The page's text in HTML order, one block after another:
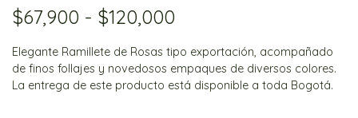
$67,900 - $120,000Rango
de
precios:
Elegante Ramillete de Rosas tipo exportación, acompañado
de finos follajes y novedosos empaques de diversos colores.
La entrega de este producto está disponible a toda Bogotá.